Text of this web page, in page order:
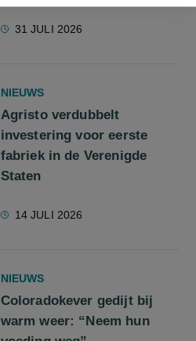
31 JULI 2026
NIEUWS
Agristo verdubbelt
investering voor eerste
fabriek in de Verenigde
Staten
14 JULI 2026
NIEUWS
Coloradokever gedijt bij
warm weer: “Neem hun